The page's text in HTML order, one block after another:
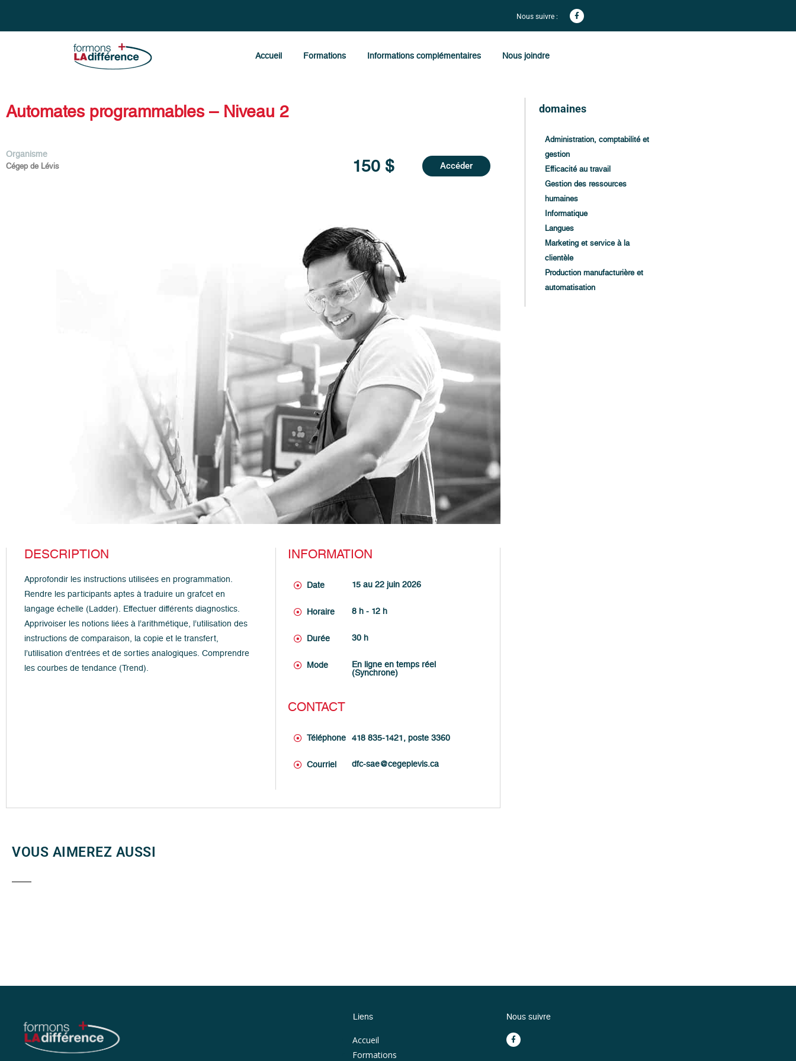
Nous suivre :
Accueil Formations Informations complémentaires Nous joindre
Automates programmables – Niveau 2
Organisme
Cégep de Lévis 150 $ Accéder
DESCRIPTION
Approfondir les instructions utilisées en programmation.
Rendre les participants aptes à traduire un grafcet en
langage échelle (Ladder). Effectuer différents diagnostics.
Apprivoiser les notions liées à l’arithmétique, l’utilisation des
instructions de comparaison, la copie et le transfert,
l’utilisation d’entrées et de sorties analogiques. Comprendre
les courbes de tendance (Trend).
INFORMATION
Date 15 au 22 juin 2026
Horaire 8 h - 12 h
Durée 30 h
Mode
En ligne en temps réel
(Synchrone)
CONTACT
Téléphone 418 835-1421, poste 3360
Courriel dfc-sae@cegeplevis.ca
VOUS AIMEREZ AUSSI
domaines
Administration, comptabilité et
gestion
Efficacité au travail
Gestion des ressources
humaines
Informatique
Langues
Marketing et service à la
clientèle
Production manufacturière et
automatisation
Liens
Accueil
Formations
Nous suivre